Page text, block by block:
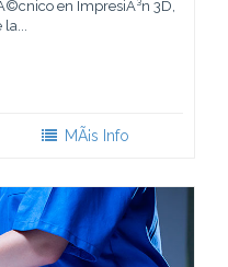
en ImpresiÃ³n 3D,
MÃ¡s Info